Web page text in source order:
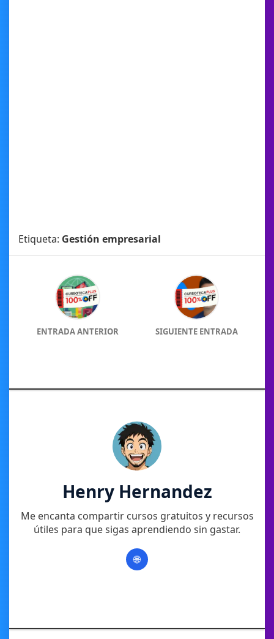
Etiqueta: Gestión empresarial
ENTRADA ANTERIOR SIGUIENTE ENTRADA
Henry Hernandez
Me encanta compartir cursos gratuitos y recursos
útiles para que sigas aprendiendo sin gastar.
🌐